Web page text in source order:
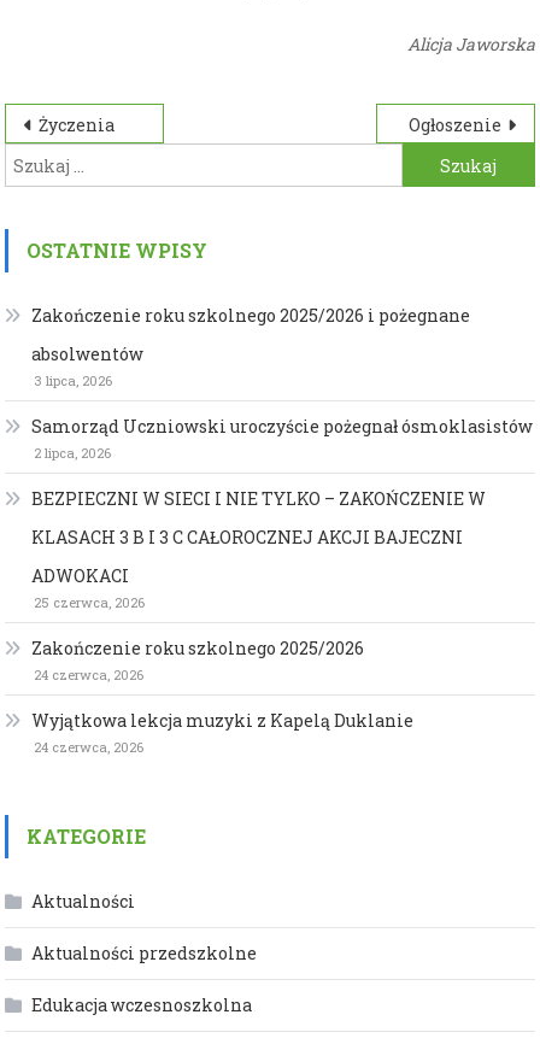
Alicja Jaworska
Nawigacja
wpisu
Życzenia
Ogłoszenie
Szukaj:
OSTATNIE WPISY
Zakończenie roku szkolnego 2025/2026 i pożegnane
absolwentów
3 lipca, 2026
Samorząd Uczniowski uroczyście pożegnał ósmoklasistów
2 lipca, 2026
BEZPIECZNI W SIECI I NIE TYLKO – ZAKOŃCZENIE W
KLASACH 3 B I 3 C CAŁOROCZNEJ AKCJI BAJECZNI
ADWOKACI
25 czerwca, 2026
Zakończenie roku szkolnego 2025/2026
24 czerwca, 2026
Wyjątkowa lekcja muzyki z Kapelą Duklanie
24 czerwca, 2026
KATEGORIE
Aktualności
Aktualności przedszkolne
Edukacja wczesnoszkolna